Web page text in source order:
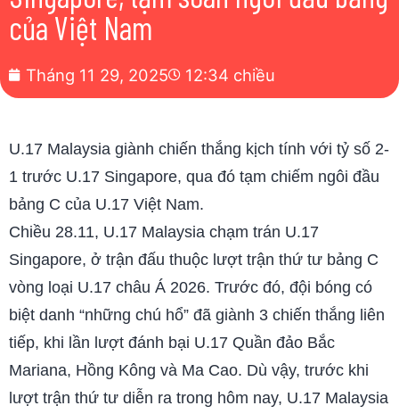
của Việt Nam
Tháng 11 29, 2025 12:34 chiều
U.17 Malaysia giành chiến thắng kịch tính với tỷ số 2-
1 trước U.17 Singapore, qua đó tạm chiếm ngôi đầu
bảng C của U.17 Việt Nam.
Chiều 28.11, U.17 Malaysia chạm trán U.17
Singapore, ở trận đấu thuộc lượt trận thứ tư bảng C
vòng loại U.17 châu Á 2026. Trước đó, đội bóng có
biệt danh “những chú hổ” đã giành 3 chiến thắng liên
tiếp, khi lần lượt đánh bại U.17 Quần đảo Bắc
Mariana, Hồng Kông và Ma Cao. Dù vậy, trước khi
lượt trận thứ tư diễn ra trong hôm nay, U.17 Malaysia